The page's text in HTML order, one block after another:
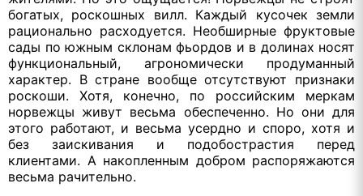
богатых, роскошных вилл. Каждый кусочек земли
рационально расходуется. Необширные фруктовые
сады по южным склонам фьордов и в долинах носят
функциональный, агрономически продуманный
характер. В стране вообще отсутствуют признаки
роскоши. Хотя, конечно, по российским меркам
норвежцы живут весьма обеспеченно. Но они для
этого работают, и весьма усердно и споро, хотя и
без заискивания и подобострастия перед
клиентами. А накопленным добром распоряжаются
весьма рачительно.